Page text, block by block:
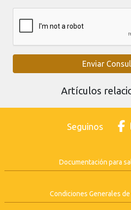
Enviar
Artículos
Seguinos
Documentación para
Condiciones Generales